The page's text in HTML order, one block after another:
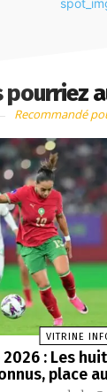
pourriez
Recommandé
VITRINE
2026 : Les
place